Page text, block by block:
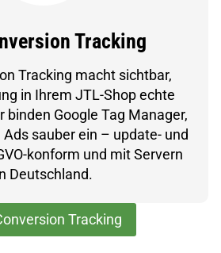
Tracking
Tracking macht sichtbar,
in Ihrem JTL-Shop echte
binden Google Tag Manager,
Ads sauber ein – update- und
konform und mit Servern
Deutschland.
Tracking